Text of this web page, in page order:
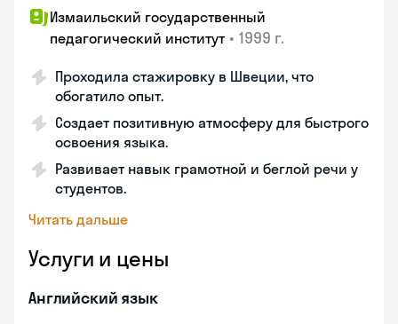
Измаильский государственный
педагогический институт • 1999 г.
Проходила стажировку в Швеции, что
обогатило опыт.
Создает позитивную атмосферу для быстрого
освоения языка.
Развивает навык грамотной и беглой речи у
студентов.
Читать дальше
Услуги и цены
Английский язык